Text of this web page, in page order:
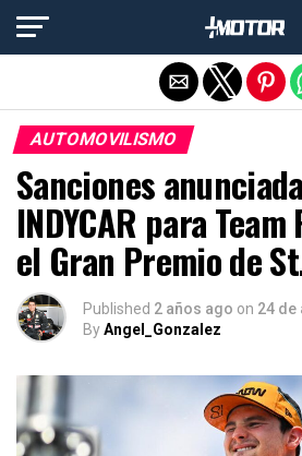
AUTOMOVILISMO
Sanciones
INDYCAR para
el Gran Premio de
Published 2 años ago on 24 de
ByAngel_Gonzalez
Salir de la versión